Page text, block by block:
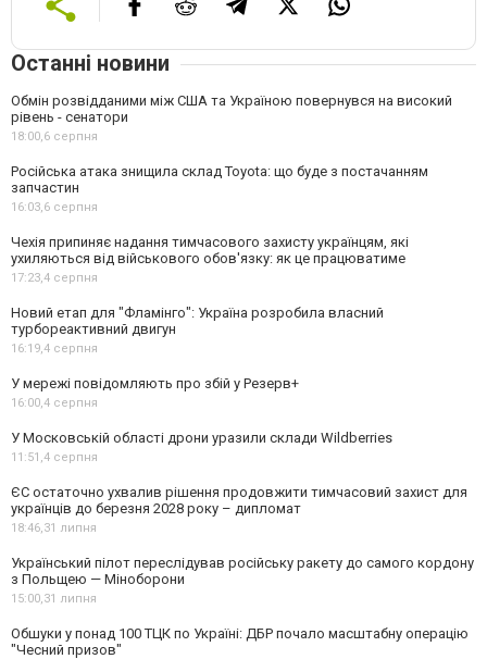
Останні новини
Обмін розвідданими між США та Україною повернувся на високий
рівень - сенатори
18:00,6 серпня
Російська атака знищила склад Toyota: що буде з постачанням
запчастин
16:03,6 серпня
Чехія припиняє надання тимчасового захисту українцям, які
ухиляються від військового обов'язку: як це працюватиме
17:23,4 серпня
Новий етап для "Фламінго": Україна розробила власний
турбореактивний двигун
16:19,4 серпня
У мережі повідомляють про збій у Резерв+
16:00,4 серпня
У Московській області дрони уразили склади Wildberries
11:51,4 серпня
ЄС остаточно ухвалив рішення продовжити тимчасовий захист для
українців до березня 2028 року – дипломат
18:46,31 липня
Український пілот переслідував російську ракету до самого кордону
з Польщею — Міноборони
15:00,31 липня
Обшуки у понад 100 ТЦК по Україні: ДБР почало масштабну операцію
"Чесний призов"